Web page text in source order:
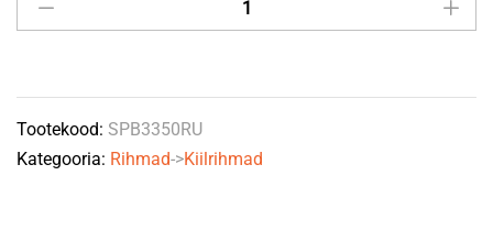
SPB
quantity
Tootekood: SPB3350RU
Kategooria: Rihmad->Kiilrihmad